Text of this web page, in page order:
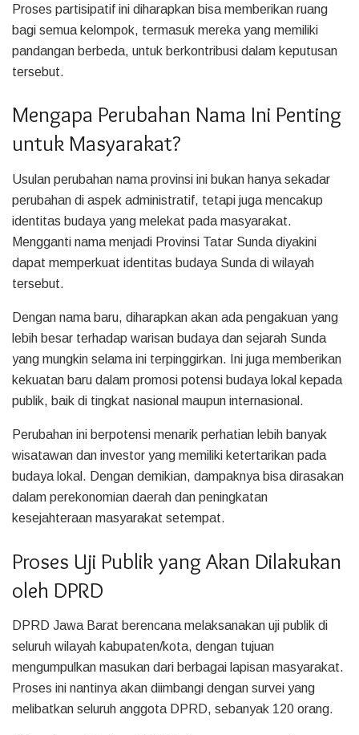
Proses partisipatif ini diharapkan bisa memberikan ruang
bagi semua kelompok, termasuk mereka yang memiliki
pandangan berbeda, untuk berkontribusi dalam keputusan
tersebut.
Mengapa Perubahan Nama Ini Penting
untuk Masyarakat?
Usulan perubahan nama provinsi ini bukan hanya sekadar
perubahan di aspek administratif, tetapi juga mencakup
identitas budaya yang melekat pada masyarakat.
Mengganti nama menjadi Provinsi Tatar Sunda diyakini
dapat memperkuat identitas budaya Sunda di wilayah
tersebut.
Dengan nama baru, diharapkan akan ada pengakuan yang
lebih besar terhadap warisan budaya dan sejarah Sunda
yang mungkin selama ini terpinggirkan. Ini juga memberikan
kekuatan baru dalam promosi potensi budaya lokal kepada
publik, baik di tingkat nasional maupun internasional.
Perubahan ini berpotensi menarik perhatian lebih banyak
wisatawan dan investor yang memiliki ketertarikan pada
budaya lokal. Dengan demikian, dampaknya bisa dirasakan
dalam perekonomian daerah dan peningkatan
kesejahteraan masyarakat setempat.
Proses Uji Publik yang Akan Dilakukan
oleh DPRD
DPRD Jawa Barat berencana melaksanakan uji publik di
seluruh wilayah kabupaten/kota, dengan tujuan
mengumpulkan masukan dari berbagai lapisan masyarakat.
Proses ini nantinya akan diimbangi dengan survei yang
melibatkan seluruh anggota DPRD, sebanyak 120 orang.